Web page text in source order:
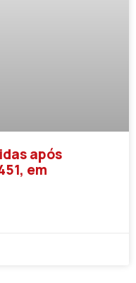
após
em